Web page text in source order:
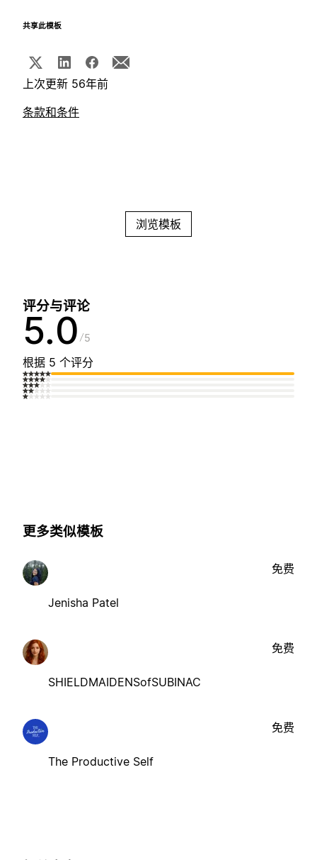
共享此模板
上次更新 56年前
条款和条件
浏览模板
评分与评论
5.0 5
根据 5 个评分
更多类似模板
Jenisha Patel
免费
SHIELDMAIDENSofSUBINAC
免费
The Productive Self
免费